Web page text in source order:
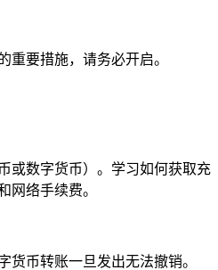
重要措施，请务必开启。
或数字货币）。学习如何获取充
网络手续费。
货币转账一旦发出无法撤销。